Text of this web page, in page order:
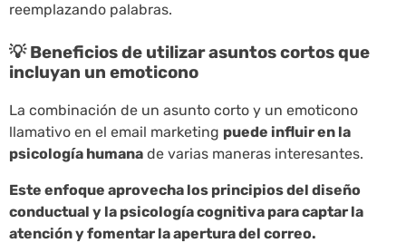
reemplazando palabras.
💡 Beneficios de utilizar asuntos cortos que
incluyan un emoticono
La combinación de un asunto corto y un emoticono
llamativo en el email marketing puede influir en la
psicología humana de varias maneras interesantes.
Este enfoque aprovecha los principios del diseño
conductual y la psicología cognitiva para captar la
atención y fomentar la apertura del correo.